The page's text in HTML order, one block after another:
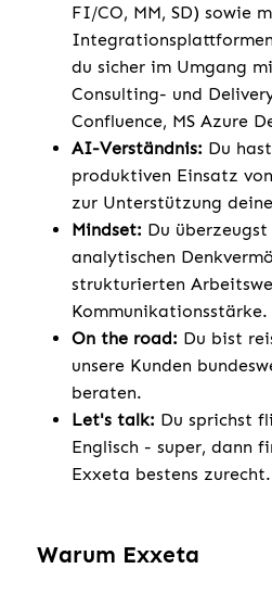
FI/CO, MM, SD) sowie
du sicher im Umgang
Consulting- und
Confluence, MS Azure
AI-Verständnis: Du
produktiven Einsatz
zur Unterstützung
Mindset: Du
analytischen
strukturierten
Kommunikationsstärke.
On the road: Du bist
unsere Kunden
beraten.
Let's talk: Du sprichst
Englisch - super, dann
Exxeta bestens zurecht.
Warum Exxeta